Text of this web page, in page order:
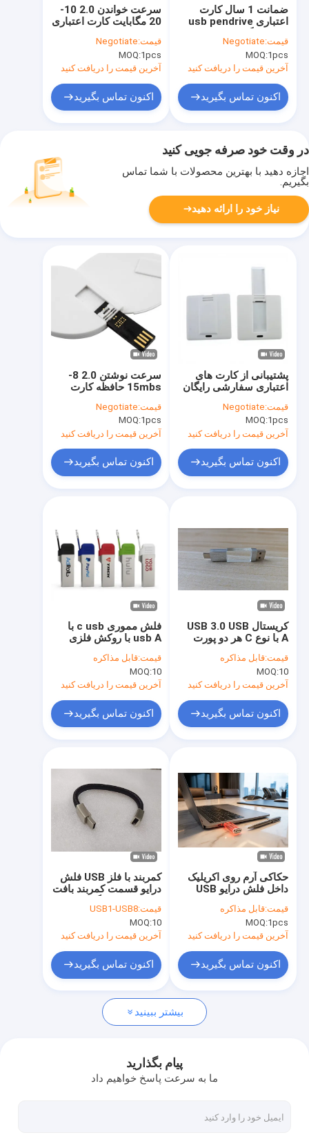
محصولات
نمایش VR
درباره ما
کنترل کیفیت
با ما تماس بگیرید
فلش درایو USB فلزی
سرعت خواندن 2.0 10-
20 مگابایت کارت اعتباری
پلاستیکی ارسال با
اکسپرس مانند گزینه
ذخیره داده فشرده DHL
قیمت:Negotiate
MOQ:1pcs
آخرین قیمت را دریافت کنید
اکنون تماس بگیرید
ضمانت 1 سال کارت
اعتباری usb pendrive
صفحه نمایش مناسب
برای ذخیره سازی و
ارتقای فایل امن
قیمت:Negotiate
MOQ:1pcs
آخرین قیمت را دریافت کنید
اکنون تماس بگیرید
در وقت خود صرفه جویی کنید
اجازه دهید با بهترین محصولات با شما تماس
بگیریم.
نیاز خود را ارائه دهید
سرعت نوشتن 2.0 8-
15mbs حافظه کارت
ساز ماندگار و عملکرد
مناسب برای مدیریت داده
های کسب و کار
قیمت:Negotiate
MOQ:1pcs
آخرین قیمت را دریافت کنید
اکنون تماس بگیرید
پشتیبانی از کارت های
اعتباری سفارشی رایگان
ضمانت ارائه راه حل های
ذخیره دیجیتال امن
قیمت:Negotiate
MOQ:1pcs
آخرین قیمت را دریافت کنید
اکنون تماس بگیرید
فلش مموری c usb با
usb A با روکش فلزی
لیزر و چاپ لوگو با
usb
قیمت:قابل مذاکره
MOQ:10
آخرین قیمت را دریافت کنید
اکنون تماس بگیرید
کریستال USB 3.0 USB
A با نوع C هر دو پورت
کریستال می تواند لوگو
حکاکی بخش فلزی می
تواند لوگو لیزر در داخل دو
قیمت:قابل مذاکره
MOQ:10
آخرین قیمت را دریافت کنید
اکنون تماس بگیرید
کمربند با فلز USB فلش
درایو قسمت کمربند بافت
سفارشی را انجام دهد
قسمت فلزی می تواند
لیزر یا لوگو سفارشی را
قیمت:USB1-USB8
MOQ:10
آخرین قیمت را دریافت کنید
اکنون تماس بگیرید
حکاکی آرم روی اکریلیک
داخل فلش درایو USB
برای کنفرانس ها و
نمایشگاه های فنی
قیمت:قابل مذاکره
MOQ:1pcs
آخرین قیمت را دریافت کنید
اکنون تماس بگیرید
بیشتر ببینید
پیام بگذارید
ما به سرعت پاسخ خواهیم داد